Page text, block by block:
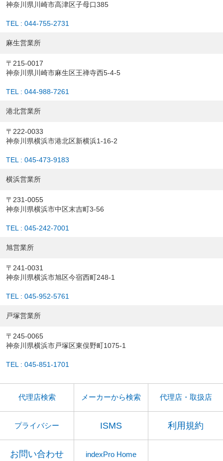
神奈川県川崎市高津区子母口385
TEL : 044-755-2731
麻生営業所
〒215-0017
神奈川県川崎市麻生区王禅寺西5-4-5
TEL : 044-988-7261
港北営業所
〒222-0033
神奈川県横浜市港北区新横浜1-16-2
TEL : 045-473-9183
横浜営業所
〒231-0055
神奈川県横浜市中区末吉町3-56
TEL : 045-242-7001
旭営業所
〒241-0031
神奈川県横浜市旭区今宿西町248-1
TEL : 045-952-5761
戸塚営業所
〒245-0065
神奈川県横浜市戸塚区東俣野町1075-1
TEL : 045-851-1701
代理店検索 メーカーから検索 代理店・取扱店
プライバシー ISMS 利用規約
お問い合わせ indexPro Home